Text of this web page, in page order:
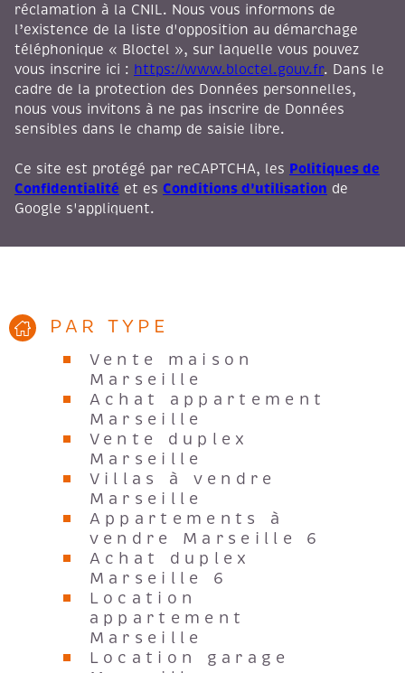
réclamation à la CNIL. Nous vous informons de
l’existence de la liste d'opposition au démarchage
téléphonique « Bloctel », sur laquelle vous pouvez
vous inscrire ici : https://www.bloctel.gouv.fr. Dans le
cadre de la protection des Données personnelles,
nous vous invitons à ne pas inscrire de Données
sensibles dans le champ de saisie libre.
Ce site est protégé par reCAPTCHA, les Politiques de
Confidentialité et es Conditions d'utilisation de
Google s'appliquent.
PAR TYPE
Vente maison
Marseille
Achat appartement
Marseille
Vente duplex
Marseille
Villas à vendre
Marseille
Appartements à
vendre Marseille 6
Achat duplex
Marseille 6
Location
appartement
Marseille
Location garage